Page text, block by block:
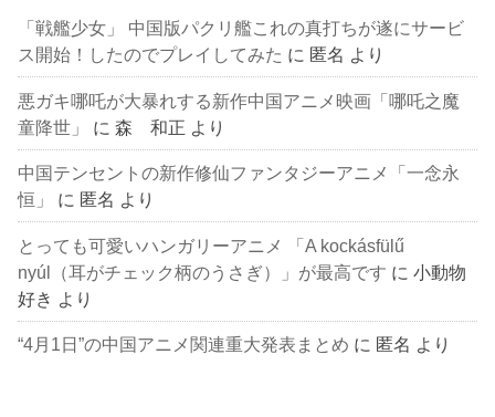
「戦艦少女」 中国版パクリ艦これの真打ちが遂にサービ
ス開始！したのでプレイしてみた に 匿名 より
悪ガキ哪吒が大暴れする新作中国アニメ映画「哪吒之魔
童降世」
に森 和正 より
中国テンセントの新作修仙ファンタジーアニメ「一念永
恒」
に 匿名 より
とっても可愛いハンガリーアニメ 「A kockásfülű
nyúl（耳がチェック柄のうさぎ）」が最高です に小動物
好き より
“4月1日”の中国アニメ関連重大発表まとめ に 匿名 より